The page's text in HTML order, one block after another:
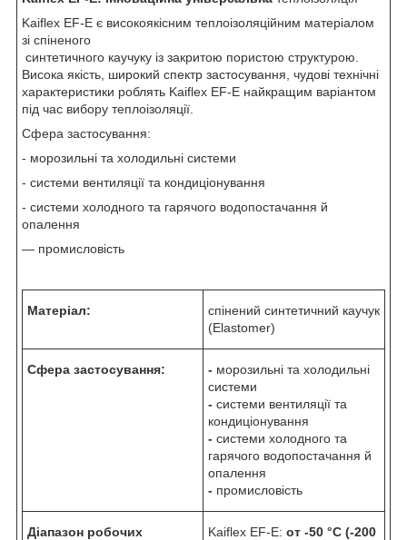
Kaiflex EF-E є високоякісним теплоізоляційним матеріалом
зі спіненого
синтетичного каучуку із закритою пористою структурою.
Висока якість, широкий спектр застосування, чудові технічні
характеристики роблять Kaiflex EF-E найкращим варіантом
під час вибору теплоізоляції.
Сфера застосування:
- морозильні та холодильні системи
- системи вентиляції та кондиціонування
- системи холодного та гарячого водопостачання й
опалення
— промисловість
Матеріал:
спінений синтетичний каучук
(Elastomer)
Сфера застосування: - морозильні та холодильні
системи
- системи вентиляції та
кондиціонування
- системи холодного та
гарячого водопостачання й
опалення
- промисловість
Діапазон робочих
Kaiflex EF-E: от -50 °C (-200